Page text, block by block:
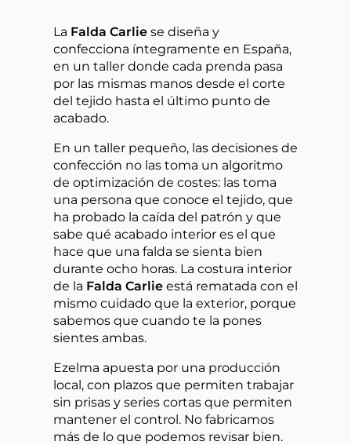
La Falda Carlie se diseña y
confecciona íntegramente en España,
en un taller donde cada prenda pasa
por las mismas manos desde el corte
del tejido hasta el último punto de
acabado.
En un taller pequeño, las decisiones de
confección no las toma un algoritmo
de optimización de costes: las toma
una persona que conoce el tejido, que
ha probado la caída del patrón y que
sabe qué acabado interior es el que
hace que una falda se sienta bien
durante ocho horas. La costura interior
de la Falda Carlie está rematada con el
mismo cuidado que la exterior, porque
sabemos que cuando te la pones
sientes ambas.
Ezelma apuesta por una producción
local, con plazos que permiten trabajar
sin prisas y series cortas que permiten
mantener el control. No fabricamos
más de lo que podemos revisar bien.